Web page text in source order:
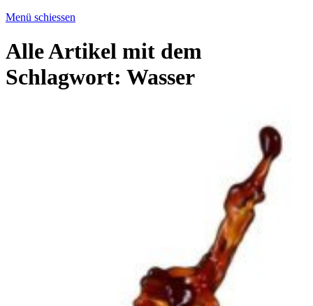
Menü schiessen
Alle Artikel mit dem
Schlagwort: Wasser